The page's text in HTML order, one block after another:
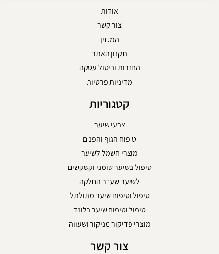
אודות
צור קשר
המגזין
תקנון האתר
החזרות וביטול עסקה
מדיניות פרטיות
קטגוריות
צבעי שיער
טיפוח הגוף והפנים
מוצרי חשמל לשיער
טיפול בשיער שומני וקשקשים
לשיער שעבר החלקה
טיפול וטיפוח שיער מתולתל
טיפול וטיפוח שיער בלונד
מוצרי פדיקור מניקור ושעווה
צור קשר